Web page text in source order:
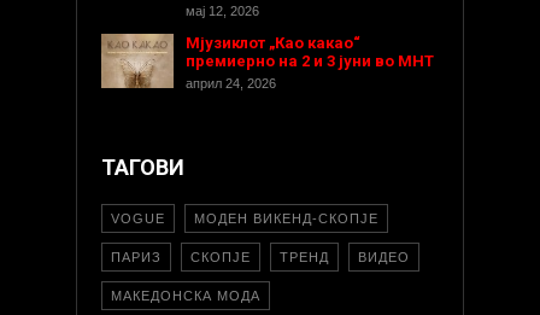
мај 12, 2026
Мјузиклот „Као какао“
премиерно на 2 и 3 јуни во МНТ
април 24, 2026
ТАГОВИ
VOGUE МОДЕН ВИКЕНД-СКОПЈЕ
ПАРИЗ СКОПЈЕ ТРЕНД ВИДЕО
МАКЕДОНСКА МОДА